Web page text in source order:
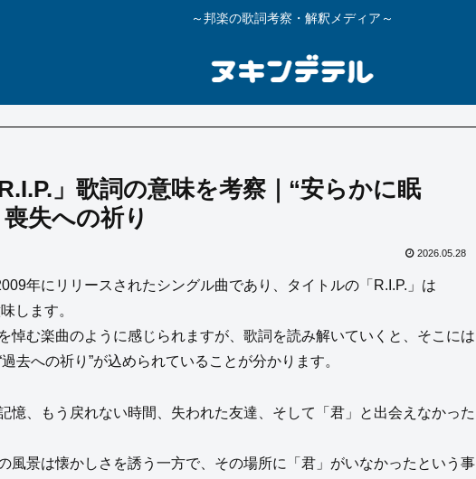
～邦楽の歌詞考察・解釈メディア～
」歌詞の意味を考察｜“安らかに眠
失への祈り
2026.05.28
年にリリースされたシングル曲であり、タイトルの「R.I.P.」は
します。
悼む楽曲のように感じられますが、歌詞を読み解いていくと、そこには
去への祈り”が込められていることが分かります。
憶、もう戻れない時間、失われた友達、そして「君」と出会えなかった
風景は懐かしさを誘う一方で、その場所に「君」がいなかったという事